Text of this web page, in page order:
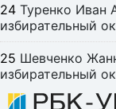
24 Туренко Иван
избирательный
25 Шевченко
избирательный